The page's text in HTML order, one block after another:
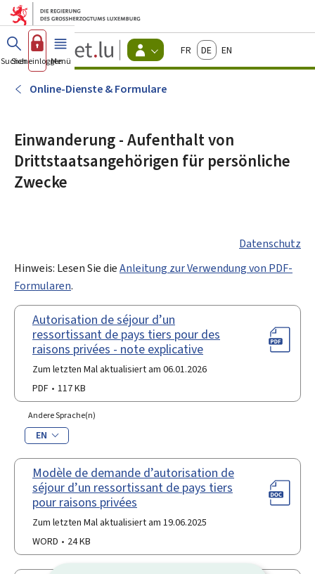
Zum Hauptmenü
Zum Inhalt
Guichet.lu
Changer
d'espace
-
Menu
FrançaisDeutschEnglish
Suchen
Sich einloggen
Menü Haupt-
Online-Dienste & Formulare
Einwanderung - Aufenthalt von
Drittstaatsangehörigen für persönliche
Zwecke
Datenschutz
Hinweis: Lesen Sie dieAnleitung zur Verwendung von PDF-
Formularen.
Autorisation de séjour d’un
ressortissant de pays tiers pour des
raisons privées - note explicative
Zum letzten Mal aktualisiert am 06.01.2026
PDF
117 KB
Andere Sprache(n)
EN
Modèle de demande d’autorisation de
séjour d’un ressortissant de pays tiers
pour raisons privées
Zum letzten Mal aktualisiert am 19.06.2025
WORD
24 KB